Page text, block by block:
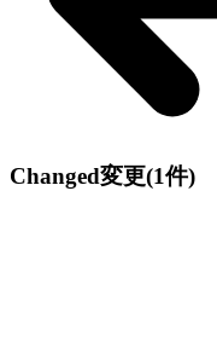
Changed変更(1件)